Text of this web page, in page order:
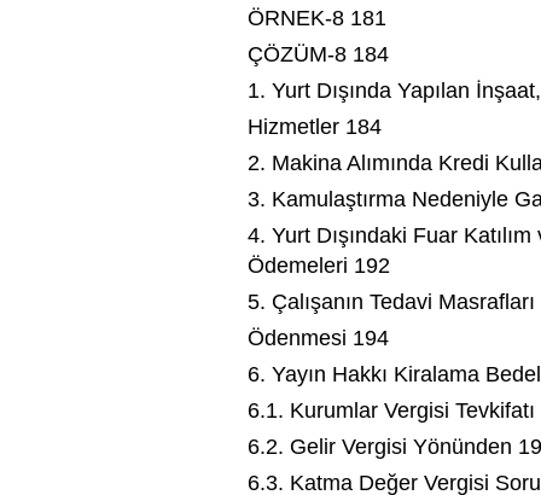
ÖRNEK-8 181
ÇÖZÜM-8 184
1. Yurt Dışında Yapılan
Hizmetler 184
2. Makina Alımında Kredi
3. Kamulaştırma Nedeniyle
4. Yurt Dışındaki Fuar
Ödemeleri 192
5. Çalışanın Tedavi
Ödenmesi 194
6. Yayın Hakkı Kiralama
6.1. Kurumlar Vergisi
6.2. Gelir Vergisi Yönünden
6.3. Katma Değer Vergisi